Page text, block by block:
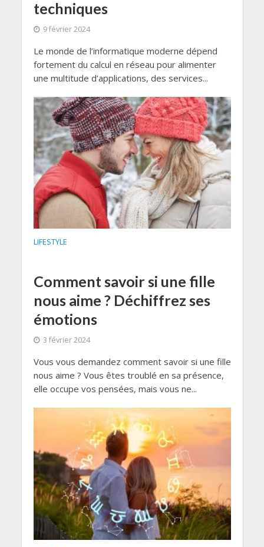
techniques
9 février 2024
Le monde de l’informatique moderne dépend
fortement du calcul en réseau pour alimenter
une multitude d’applications, des services...
LIFESTYLE
Comment savoir si une fille
nous aime ? Déchiffrez ses
émotions
3 février 2024
Vous vous demandez comment savoir si une fille
nous aime ? Vous êtes troublé en sa présence,
elle occupe vos pensées, mais vous ne...